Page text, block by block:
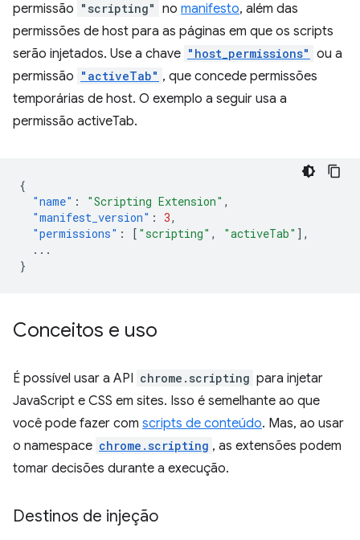
permissão "scripting" no manifesto, além das
permissões de host para as páginas em que os scripts
serão injetados. Use a chave "host_permissions" ou a
permissão "activeTab" , que concede permissões
temporárias de host. O exemplo a seguir usa a
permissão activeTab.
{
"name" : "Scripting Extension" ,
"manifest_version" : 3,
"permissions" : [ "scripting" , "activeTab" ],
...
}
Conceitos e uso
É possível usar a API chrome.scripting para injetar
JavaScript e CSS em sites. Isso é semelhante ao que
você pode fazer com scripts de conteúdo. Mas, ao usar
o namespace chrome.scripting , as extensões podem
tomar decisões durante a execução.
Destinos de injeção